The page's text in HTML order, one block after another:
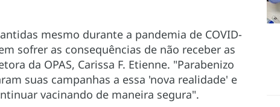
mesmo durante a pandemia de COVID-
sofrer as consequências de não receber as
da OPAS, Carissa F. Etienne. "Parabenizo
suas campanhas a essa 'nova realidade' e
vacinando de maneira segura".